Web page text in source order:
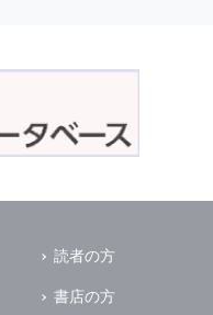
読者の方
書店の方